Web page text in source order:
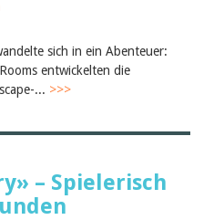
sich in ein Abenteuer:
entwickelten die
... >>>
– Spielerisch